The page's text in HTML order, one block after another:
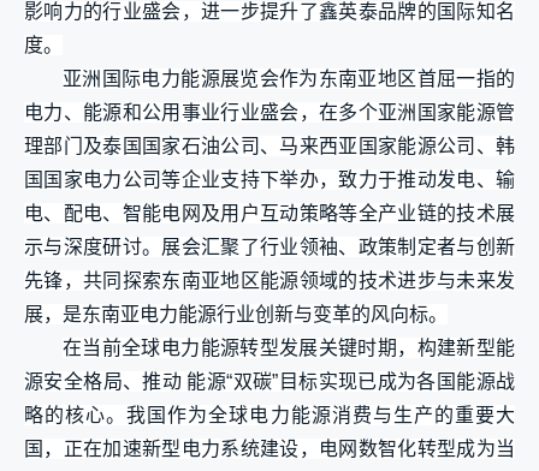
影响力的行业盛会，进一步提升了鑫英泰品牌的国际知名
度。
亚洲国际电力能源展览会作为东南亚地区首屈一指的
电力、能源和公用事业行业盛会，在多个亚洲国家能源管
理部门及泰国国家石油公司、马来西亚国家能源公司、韩
国国家电力公司等企业支持下举办，致力于推动发电、输
电、配电、智能电网及用户互动策略等全产业链的技术展
示与深度研讨。展会汇聚了行业领袖、政策制定者与创新
先锋，共同探索东南亚地区能源领域的技术进步与未来发
展，是东南亚电力能源行业创新与变革的风向标。
在当前全球电力能源转型发展关键时期，构建新型能
源安全格局、推动 能源“双碳”目标实现已成为各国能源战
略的核心。我国作为全球电力能源消费与生产的重要大
国，正在加速新型电力系统建设，电网数智化转型成为当